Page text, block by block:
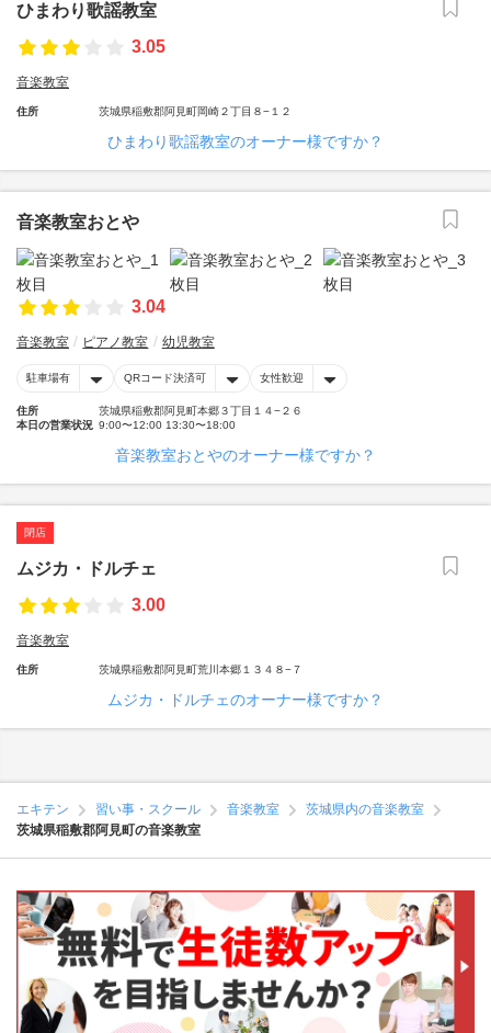
ひまわり歌謡教室
3.05
音楽教室
住所 茨城県稲敷郡阿見町岡崎２丁目８−１２
ひまわり歌謡教室のオーナー様ですか？
音楽教室おとや
3.04
音楽教室 ピアノ教室 幼児教室
駐車場有 QRコード決済可 女性歓迎
住所
茨城県稲敷郡阿見町本郷３丁目１４−２６
本日の営業状況 9:00〜12:00 13:30〜18:00
音楽教室おとやのオーナー様ですか？
閉店
ムジカ・ドルチェ
3.00
音楽教室
住所 茨城県稲敷郡阿見町荒川本郷１３４８−７
ムジカ・ドルチェのオーナー様ですか？
エキテン 習い事・スクール 音楽教室
茨城県内の音楽教室
茨城県稲敷郡阿見町の音楽教室